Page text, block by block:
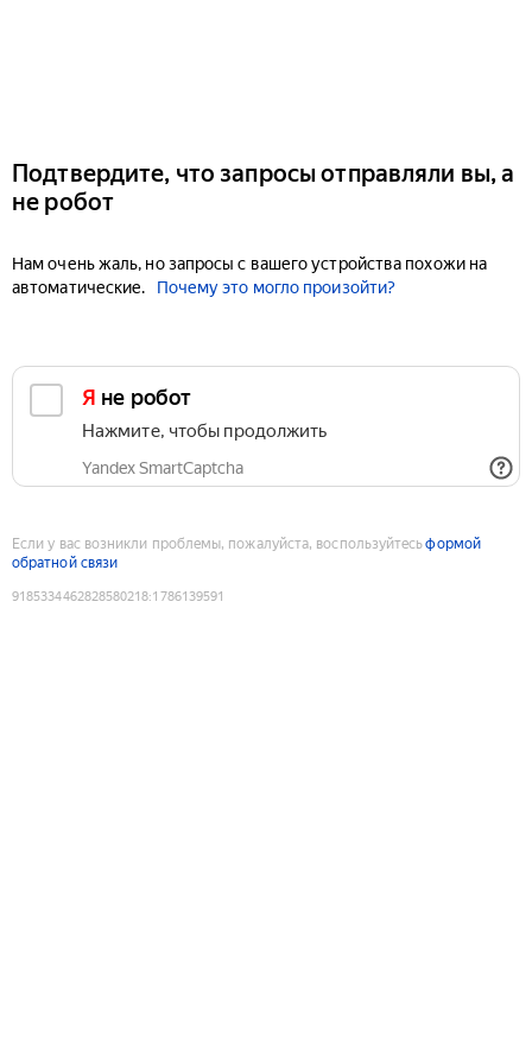
Подтвердите, что запросы отправляли вы, а
не робот
Нам очень жаль, но запросы с вашего устройства похожи на
автоматические.
Почему это могло произойти?
Я не робот
Нажмите, чтобы продолжить
Yandex SmartCaptcha
Если у вас возникли проблемы, пожалуйста, воспользуйтесьформой
обратной связи
9185334462828580218:1786139591